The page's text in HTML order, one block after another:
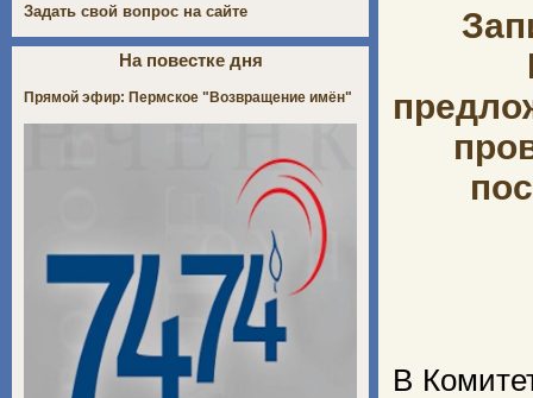
В
Задать свой вопрос на сайте
На повестке дня
Прямой эфир: Пермское "Возвращение имён"